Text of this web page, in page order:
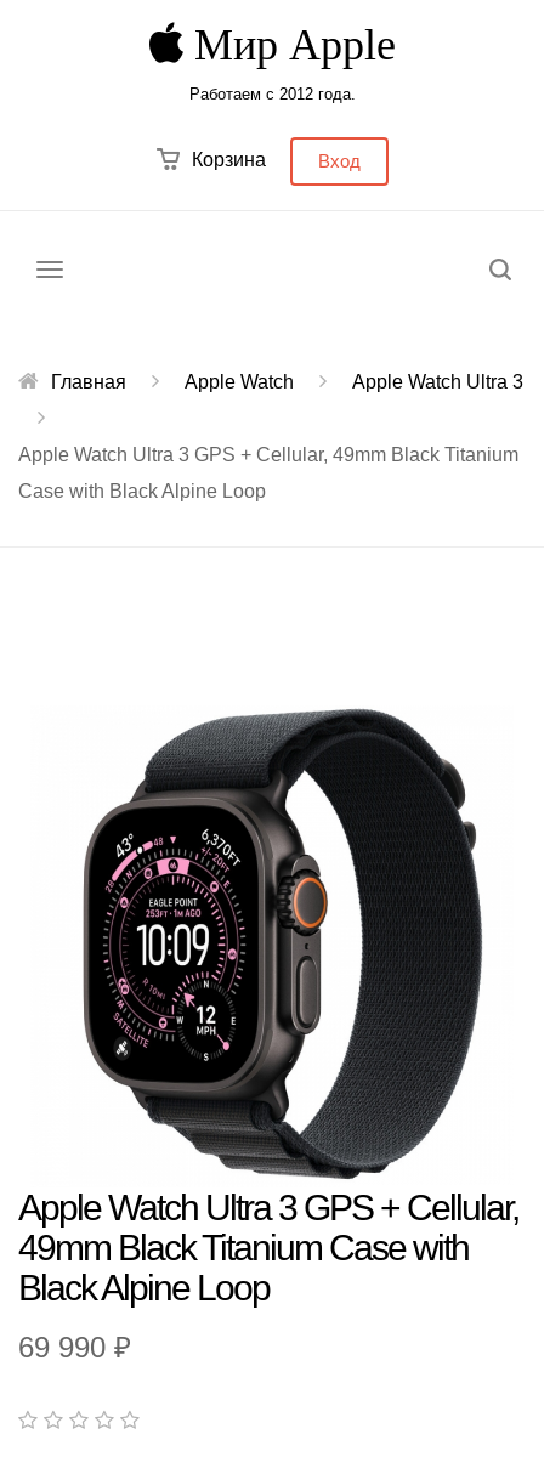
Мир Apple
Работаем с 2012 года.
Корзина Вход
Главная Apple Watch Apple Watch Ultra 3
Apple Watch Ultra 3 GPS + Cellular, 49mm Black Titanium
Case with Black Alpine Loop
Apple Watch Ultra 3 GPS + Cellular,
49mm Black Titanium Case with
Black Alpine Loop
69 990 ₽